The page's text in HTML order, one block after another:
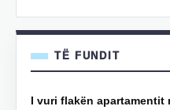
TË FUNDIT
I vuri flakën apartamentit